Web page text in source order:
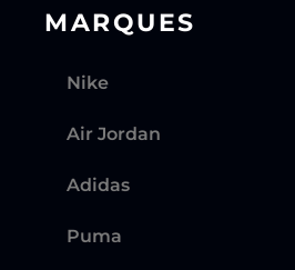
MARQUES
Nike
Air Jordan
Adidas
Puma